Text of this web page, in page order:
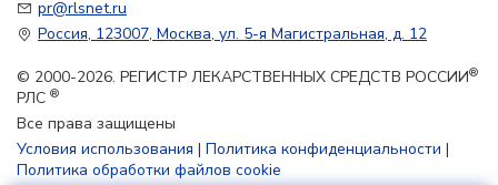
pr@rlsnet.ru
Россия, 123007, Москва, ул. 5-я Магистральная, д. 12
© 2000-2026. РЕГИСТР ЛЕКАРСТВЕННЫХ СРЕДСТВ РОССИИ®
РЛС ®
Все права защищены
Условия использования | Политика конфиденциальности |
Политика обработки файлов cookie